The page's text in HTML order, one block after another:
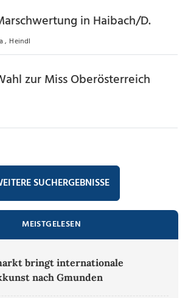
in Haibach/D.
, Heindl
zur Miss Oberösterreich
SUCHERGEBNISSE
MEISTGELESEN
bringt internationale
nach Gmunden